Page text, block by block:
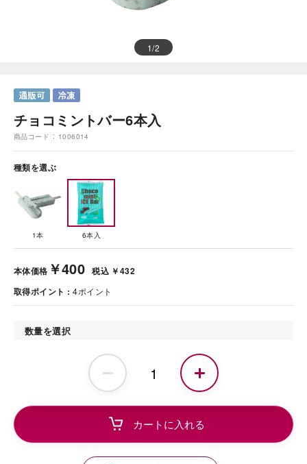
1/2
チョコミントバー6本入
商品コード 1006014
種類を選ぶ
1本 6本入
本体価格 ￥400 税込 ￥432
取得ポイント
4ポイント
数量を選択